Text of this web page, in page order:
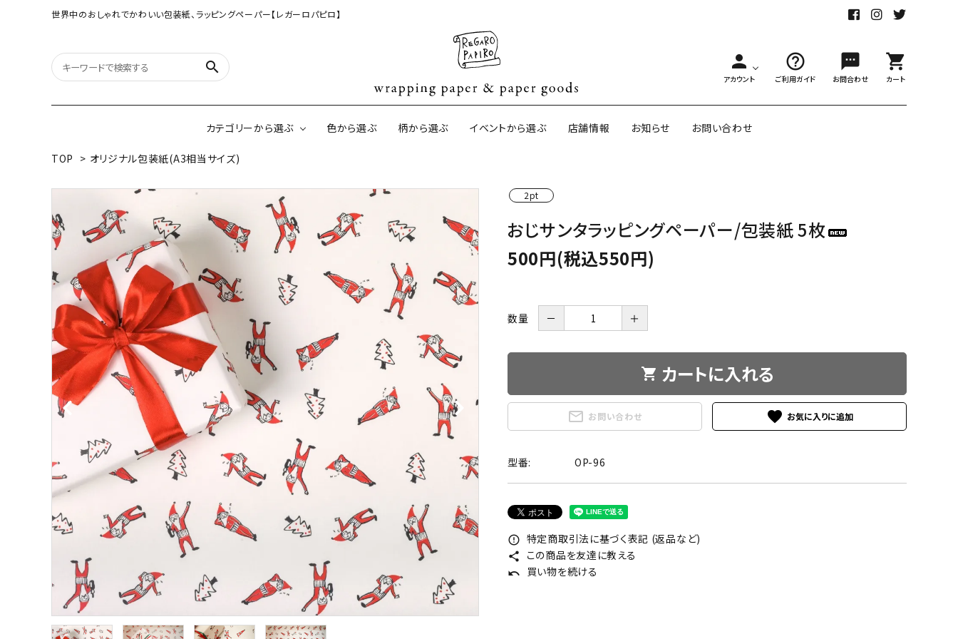
世界中のおしゃれでかわいい包装紙、ラッピングペーパー【レガーロパピロ】
search person
アカウント
help_outline
ご利用ガイド
sms
お問合わせ
shopping_cart
カート
カテゴリーから選ぶ
オリジナル包装紙
（A3相当サイズ）
【大判サイズ】オリジナル包装紙
サイズオーダー受注生産
ネパールの手漉き包装紙
インドのハンドプリントコットン
イギリスのモダン包装紙 イギリスの両面包装紙
ボタニカルダブルサイド包装紙 韓国のデザインペーパー 日本のペーパーブランド
色から選ぶ 柄から選ぶ イベントから選ぶ 店舗情報 お知らせ お問い合わせ
TOP > オリジナル包装紙(A3相当サイズ)
2pt
おじサンタラッピングペーパー/包装紙 5枚
500円(税込550円)
数量 － ＋
shopping_cart カートに入れる
mail_outline お問い合わせ favorite
型番: OP-96
error_outline 特定商取引法に基づく表記 (返品など)
share この商品を友達に教える
undo 買い物を続ける